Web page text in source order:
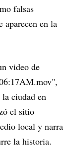
falsas
aparecen en la
video de
ciudad en
el sitio
local y narra
la historia.